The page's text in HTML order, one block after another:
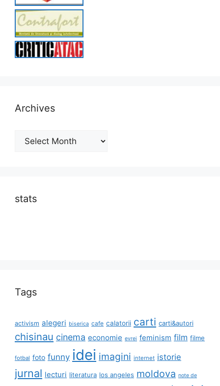
Archives
Archives
stats
Tags
activism alegeri biserica cafe calatorii carti carti&autori
chisinau cinema economie evrei feminism film filme
fotbal foto funny idei imagini internet istorie
jurnal lecturi literatura los angeles moldova note de